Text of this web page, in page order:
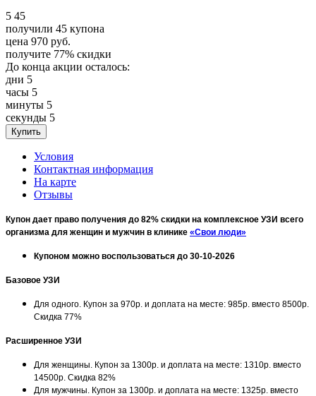
5 45
получили 45 купона
цена 970 руб.
получите 77% скидки
До конца акции осталось:
дни 5
часы 5
минуты 5
секунды 5
Условия
Контактная информация
На карте
Отзывы
Купон дает право получения до 82% скидки на комплексное УЗИ всего
организма для женщин и мужчин в клинике «Свои люди»
Купоном можно воспользоваться до 30-10-2026
Базовое УЗИ
Для одного. Купон за 970р. и доплата на месте: 985р. вместо 8500р.
Скидка 77%
Расширенное УЗИ
Для женщины. Купон за 1300р. и доплата на месте: 1310р. вместо
14500р. Скидка 82%
Для мужчины. Купон за 1300р. и доплата на месте: 1325р. вместо